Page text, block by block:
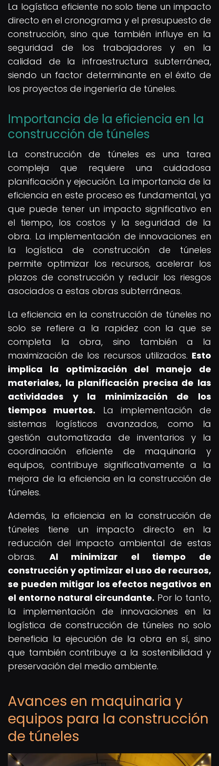
La logística eficiente no solo tiene un impacto
directo en el cronograma y el presupuesto de
construcción, sino que también influye en la
seguridad de los trabajadores y en la
calidad de la infraestructura subterránea,
siendo un factor determinante en el éxito de
los proyectos de ingeniería de túneles.
Importancia de la eficiencia en la
construcción de túneles
La construcción de túneles es una tarea
compleja que requiere una cuidadosa
planificación y ejecución. La importancia de la
eficiencia en este proceso es fundamental, ya
que puede tener un impacto significativo en
el tiempo, los costos y la seguridad de la
obra. La implementación de innovaciones en
la logística de construcción de túneles
permite optimizar los recursos, acelerar los
plazos de construcción y reducir los riesgos
asociados a estas obras subterráneas.
La eficiencia en la construcción de túneles no
solo se refiere a la rapidez con la que se
completa la obra, sino también a la
maximización de los recursos utilizados. Esto
implica la optimización del manejo de
materiales, la planificación precisa de las
actividades y la minimización de los
tiempos muertos. La implementación de
sistemas logísticos avanzados, como la
gestión automatizada de inventarios y la
coordinación eficiente de maquinaria y
equipos, contribuye significativamente a la
mejora de la eficiencia en la construcción de
túneles.
Además, la eficiencia en la construcción de
túneles tiene un impacto directo en la
reducción del impacto ambiental de estas
obras. Al minimizar el tiempo de
construcción y optimizar el uso de recursos,
se pueden mitigar los efectos negativos en
el entorno natural circundante. Por lo tanto,
la implementación de innovaciones en la
logística de construcción de túneles no solo
beneficia la ejecución de la obra en sí, sino
que también contribuye a la sostenibilidad y
preservación del medio ambiente.
Avances en maquinaria y
equipos para la construcción
de túneles